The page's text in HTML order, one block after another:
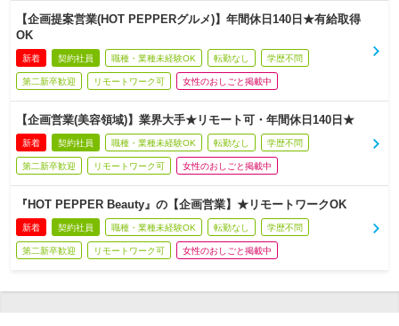
【企画提案営業(HOT PEPPERグルメ)】年間休日140日★有給取得
OK
新着 契約社員 職種・業種未経験OK 転勤なし 学歴不問
第二新卒歓迎 リモートワーク可 女性のおしごと掲載中
【企画営業(美容領域)】業界大手★リモート可・年間休日140日★
新着 契約社員 職種・業種未経験OK 転勤なし 学歴不問
第二新卒歓迎 リモートワーク可 女性のおしごと掲載中
『HOT PEPPER Beauty』の【企画営業】★リモートワークOK
新着 契約社員 職種・業種未経験OK 転勤なし 学歴不問
第二新卒歓迎 リモートワーク可 女性のおしごと掲載中